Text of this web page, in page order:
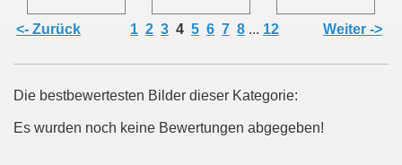
<- Zurück 1 2 3 4 5 6 7 8 ... 12 Weiter ->
Die bestbewertesten Bilder dieser Kategorie:
Es wurden noch keine Bewertungen abgegeben!